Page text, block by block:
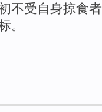
不受 自身掠食者
。